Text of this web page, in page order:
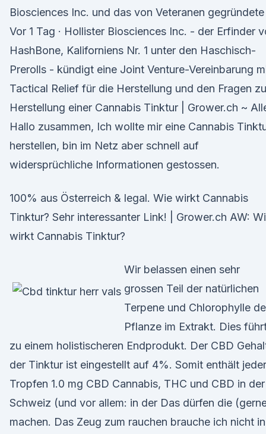
Biosciences Inc. und das von Veteranen gegründete
Vor 1 Tag · Hollister Biosciences Inc. - der Erfinder
HashBone, Kaliforniens Nr. 1 unter den Haschisch-
Prerolls - kündigt eine Joint Venture-Vereinbarung
Tactical Relief für die Herstellung und den Fragen
Herstellung einer Cannabis Tinktur | Grower.ch ~
Hallo zusammen, Ich wollte mir eine Cannabis
herstellen, bin im Netz aber schnell auf
widersprüchliche Informationen gestossen.
100% aus Österreich & legal. Wie wirkt Cannabis
Tinktur? Sehr interessanter Link! | Grower.ch AW:
wirkt Cannabis Tinktur?
Wir belassen einen sehr
grossen Teil der natürlichen
Terpene und Chlorophylle
Pflanze im Extrakt. Dies
zu einem holistischeren Endprodukt. Der CBD
der Tinktur ist eingestellt auf 4%. Somit enthält jeder
Tropfen 1.0 mg CBD Cannabis, THC und CBD in der
Schweiz (und vor allem: in der Das dürfen die
machen. Das Zeug zum rauchen brauche ich nicht in